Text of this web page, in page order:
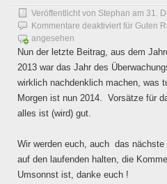
Veröffentlicht von Stephan am 31.
Kommentare deaktiviert für Guten
angesehen
Nun der letzte Beitrag, aus dem
2013 war das Jahr des
wirklich nachdenklich machen, was
Morgen ist nun 2014. Vorsätze für
alles ist (wird) gut.
Wir werden euch, auch das
auf den laufenden halten, die
Umsonnst ist, danke euch !